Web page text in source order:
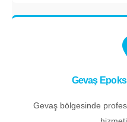
Gevaş
Gevaş bölgesinde